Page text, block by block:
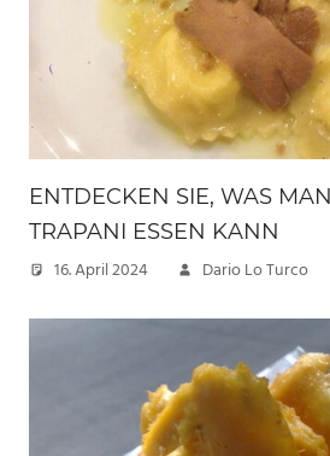
ENTDECKEN SIE, WAS
TRAPANI ESSEN KANN
16. April 2024 Dario Lo Turco